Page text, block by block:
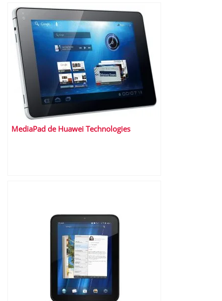
MediaPad de Huawei Technologies